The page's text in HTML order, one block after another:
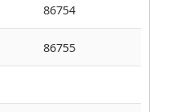
86754
86755